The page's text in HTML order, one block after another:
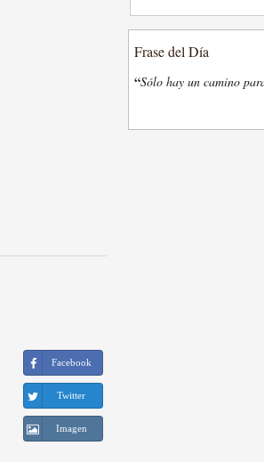
Facebook
Twitter
Imagen
Frase del Día
“Sólo hay un camino